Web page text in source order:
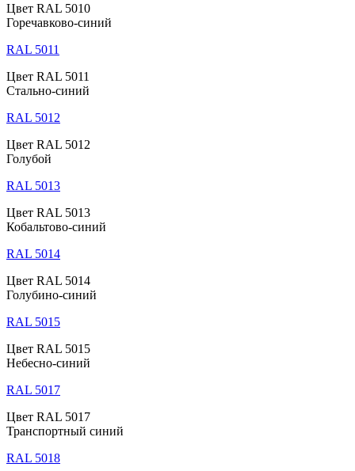
Цвет RAL 5010
Горечавково-синий
RAL 5011
Цвет RAL 5011
Стально-синий
RAL 5012
Цвет RAL 5012
Голубой
RAL 5013
Цвет RAL 5013
Кобальтово-синий
RAL 5014
Цвет RAL 5014
Голубино-синий
RAL 5015
Цвет RAL 5015
Небесно-синий
RAL 5017
Цвет RAL 5017
Транспортный синий
RAL 5018